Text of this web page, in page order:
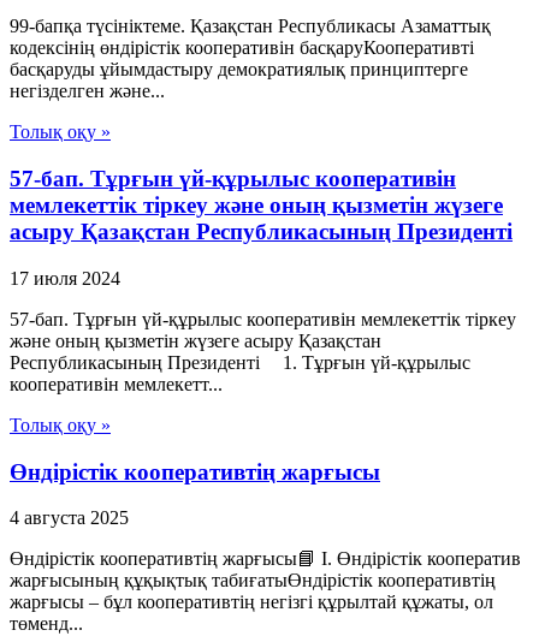
99-бапқа түсініктеме. Қазақстан Республикасы Азаматтық
кодексінің өндірістік кооперативін басқаруКооперативті
басқаруды ұйымдастыру демократиялық принциптерге
негізделген және...
Толық оқу »
57-бап. Тұрғын үй-құрылыс кооперативін
мемлекеттік тіркеу және оның қызметін жүзеге
асыру Қазақстан Республикасының Президенті
17 июля 2024
57-бап. Тұрғын үй-құрылыс кооперативін мемлекеттік тіркеу
және оның қызметін жүзеге асыру Қазақстан
Республикасының Президенті 1. Тұрғын үй-құрылыс
кооперативін мемлекетт...
Толық оқу »
Өндірістік кооперативтің жарғысы
4 августа 2025
Өндірістік кооперативтің жарғысы📘 I. Өндірістік кооператив
жарғысының құқықтық табиғатыӨндірістік кооперативтің
жарғысы – бұл кооперативтің негізгі құрылтай құжаты, ол
төменд...